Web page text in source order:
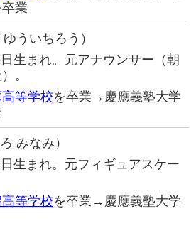
業
ゆういちろう）
生まれ。元アナウンサー（朝
。
等学校を卒業→慶應義塾大学
みなみ）
生まれ。元フィギュアスケー
等学校を卒業→慶應義塾大学